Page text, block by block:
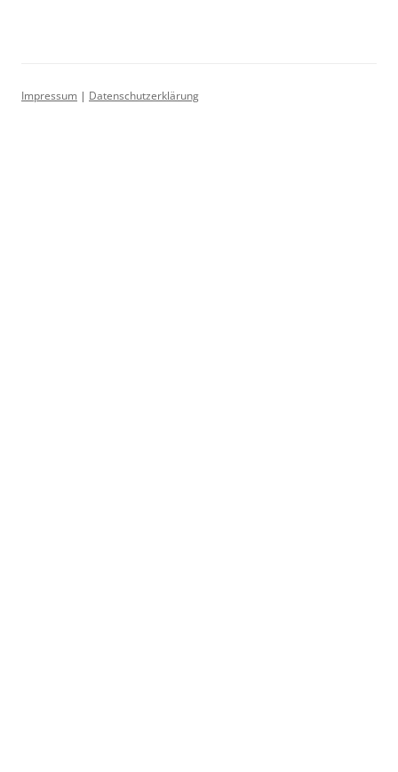
Impressum | Datenschutzerklärung